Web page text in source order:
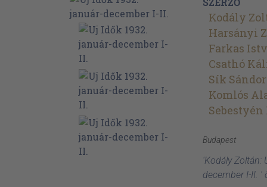
Kodály
Harsányi
Farkas
Csathó
Sík Sándor
Komlós
Budapest
'Kodály Zoltán:
december I-II. '